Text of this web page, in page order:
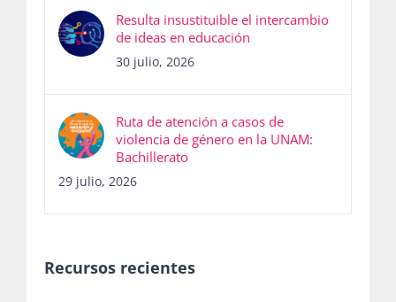
Resulta insustituible el intercambio
de ideas en educación
30 julio, 2026
Ruta de atención a casos de
violencia de género en la UNAM:
Bachillerato
29 julio, 2026
Recursos recientes